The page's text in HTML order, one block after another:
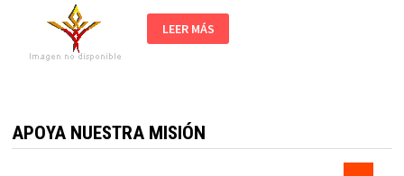
LEER MÁS
APOYA NUESTRA MISIÓN